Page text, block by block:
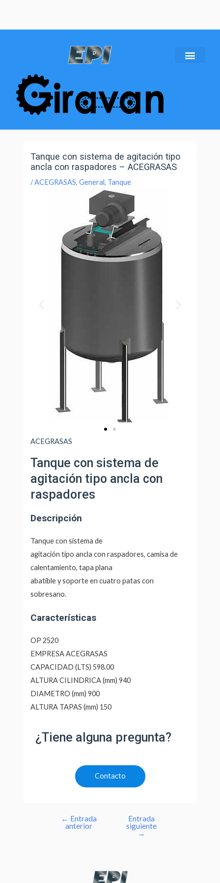
Tanque con sistema de agitación tipo
ancla con raspadores – ACEGRASAS
/ACEGRASAS,General, Tanque
ACEGRASAS
Tanque con sistema de
agitación tipo ancla con
raspadores
Descripción
Tanque con sistema de
agitación tipo ancla con raspadores, camisa de
calentamiento, tapa plana
abatible y soporte en cuatro patas con
sobresano.
Características
OP 2520
EMPRESA ACEGRASAS
CAPACIDAD (LTS) 598.00
ALTURA CILINDRICA (mm) 940
DIAMETRO (mm) 900
ALTURA TAPAS (mm) 150
¿Tiene alguna pregunta?
Contacto
← Entrada
anterior
Entrada
siguiente
→